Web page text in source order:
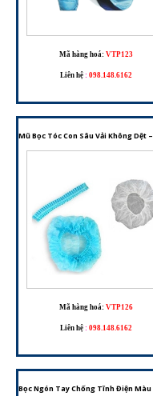
Mã hàng hoá: VTP123
Liên hệ : 098.148.6162
Mũ Bọc Tóc Con Sâu Vải Không Dệt
Mã hàng hoá: VTP126
Liên hệ : 098.148.6162
Bọc Ngón Tay Chống Tĩnh Điện